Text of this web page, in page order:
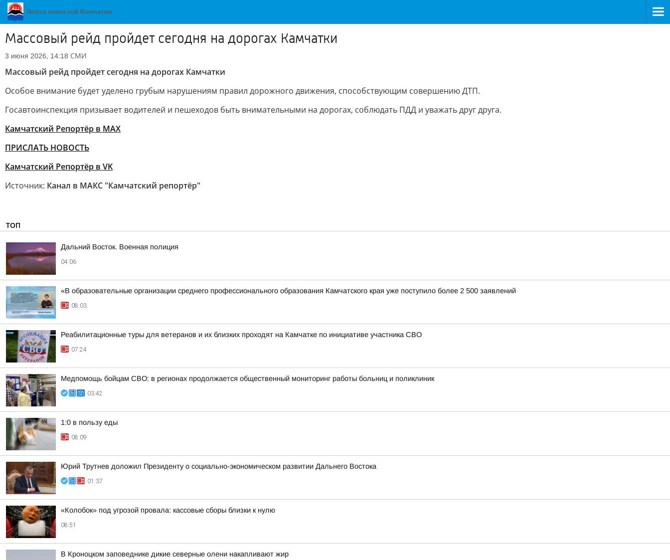
Массовый рейд пройдет сегодня на дорогах Камчатки
3 июня 2026, 14:18 СМИ
Массовый рейд пройдет сегодня на дорогах Камчатки
Особое внимание будет уделено грубым нарушениям правил дорожного движения, способствующим совершению ДТП.
Госавтоинспекция призывает водителей и пешеходов быть внимательными на дорогах, соблюдать ПДД и уважать друг друга.
Камчатский Репортёр в MAX
ПРИСЛАТЬ НОВОСТЬ
Камчатский Репортёр в VK
Источник: Канал в МАКС "Камчатский репортёр"
ТОП
Дальний Восток. Военная полиция
04:06
«В образовательные организации среднего профессионального образования Камчатского края уже поступило более 2 500 заявлений
08:03
Реабилитационные туры для ветеранов и их близких проходят на Камчатке по инициативе участника СВО
07:24
Медпомощь бойцам СВО: в регионах продолжается общественный мониторинг работы больниц и поликлиник
03:42
1:0 в пользу еды
08:09
Юрий Трутнев доложил Президенту о социально-экономическом развитии Дальнего Востока
01:37
«Колобок» под угрозой провала: кассовые сборы близки к нулю
08:51
В Кроноцком заповеднике дикие северные олени накапливают жир